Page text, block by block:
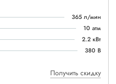
365 л/мин
10 атм
2.2 кВт
380 В
Получить скидку